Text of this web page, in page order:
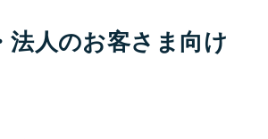
法人のお客さま向け